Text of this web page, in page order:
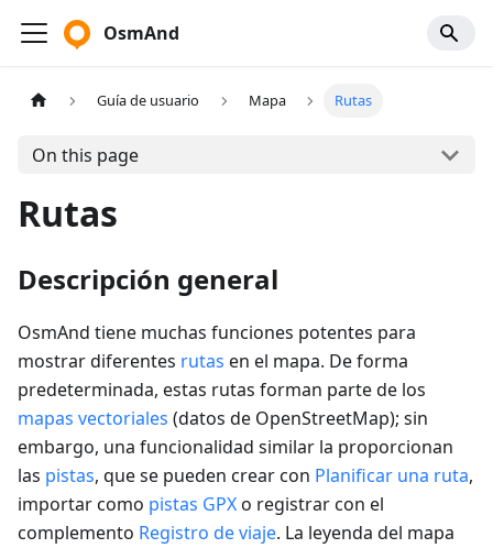
OsmAnd
Guía de usuario Mapa Rutas
On this page
Rutas
Descripción general
OsmAnd tiene muchas funciones potentes para
mostrar diferentes rutas en el mapa. De forma
predeterminada, estas rutas forman parte de los
mapas vectoriales (datos de OpenStreetMap); sin
embargo, una funcionalidad similar la proporcionan
las pistas, que se pueden crear con Planificar una ruta,
importar como pistas GPXo registrar con el
complemento Registro de viaje. La leyenda del mapa